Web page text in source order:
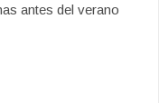
antes del verano